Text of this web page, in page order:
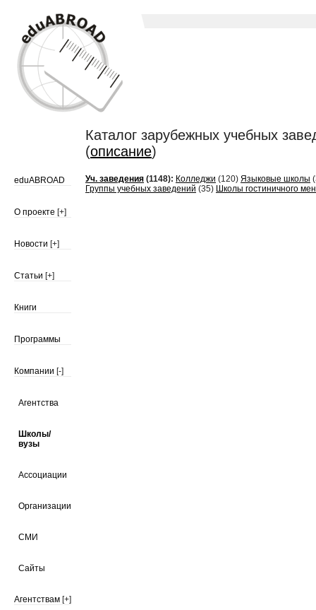
Каталог зарубежных учебных
(описание)
eduABROAD
О проекте [+]
Новости [+]
Статьи [+]
Книги
Программы
Компании [-]
Агентства
Школы/
вузы
Ассоциации
Организации
СМИ
Сайты
Агентствам [+]
Уч. заведения (1148): Колледжи (120) Языковые школы
Группы учебных заведений (35) Школы гостиничного